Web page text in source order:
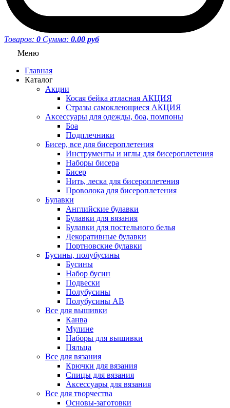
Товаров: 0 Сумма: 0.00 руб
Меню
Главная
Каталог
Акции
Косая бейка атласная АКЦИЯ
Стразы самоклеющиеся АКЦИЯ
Аксессуары для одежды, боа, помпоны
Боа
Подплечники
Бисер, все для бисероплетения
Инструменты и иглы для бисероплетения
Наборы бисера
Бисер
Нить, леска для бисероплетения
Проволока для бисероплетения
Булавки
Английские булавки
Булавки для вязания
Булавки для постельного белья
Декоративные булавки
Портновские булавки
Бусины, полубусины
Бусины
Набор бусин
Подвески
Полубусины
Полубусины AB
Все для вышивки
Канва
Мулине
Наборы для вышивки
Пяльца
Все для вязания
Крючки для вязания
Спицы для вязания
Аксессуары для вязания
Все для творчества
Основы-заготовки